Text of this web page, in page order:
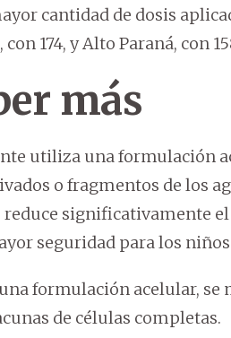
cantidad de dosis
174, y Alto Paraná, con
más
utiliza una formulación
o fragmentos de los
reduce significativamente
seguridad para los
formulación acelular, se
de células completas.